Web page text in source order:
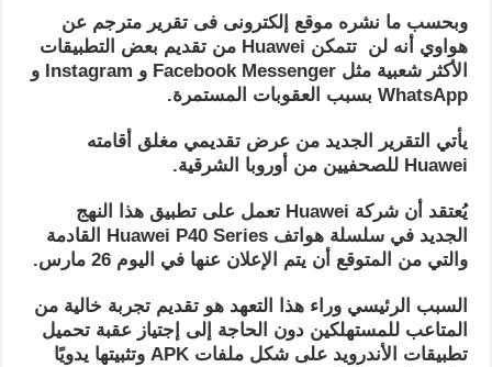
وبحسب ما نشره موقع إلكترونى فى تقرير مترجم عن
هواوي أنه لن تتمكن Huawei من تقديم بعض التطبيقات
الأكثر شعبية مثل Facebook Messenger و Instagram و
WhatsApp بسبب العقوبات المستمرة.
يأتي التقرير الجديد من عرض تقديمي مغلق أقامته
Huawei للصحفيين من أوروبا الشرقية.
يُعتقد أن شركة Huawei تعمل على تطبيق هذا النهج
الجديد في سلسلة هواتف Huawei P40 Series القادمة
والتي من المتوقع أن يتم الإعلان عنها في اليوم 26 مارس.
السبب الرئيسي وراء هذا التعهد هو تقديم تجربة خالية من
المتاعب للمستهلكين دون الحاجة إلى إجتياز عقبة تحميل
تطبيقات الأندرويد على شكل ملفات APK وتثبيتها يدويًا